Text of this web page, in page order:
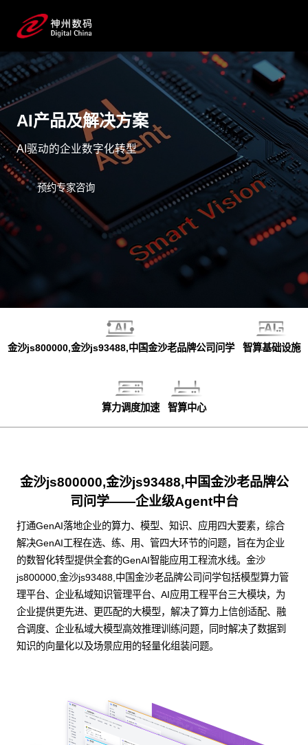
AI产品及解决方案
AI驱动的企业数字化转型
预约专家咨询
金沙js800000,金沙js93488,中国金沙老品牌公司问学 智算基础设施
算力调度加速 智算中心
金沙js800000,金沙js93488,中国金沙老品牌公
司问学——企业级Agent中台
打通GenAI落地企业的算力、模型、知识、应用四大要素，综合
解决GenAI工程在选、练、用、管四大环节的问题，旨在为企业
的数智化转型提供全套的GenAI智能应用工程流水线。金沙
js800000,金沙js93488,中国金沙老品牌公司问学包括模型算力管
理平台、企业私域知识管理平台、AI应用工程平台三大模块，为
企业提供更先进、更匹配的大模型，解决了算力上信创适配、融
合调度、企业私域大模型高效推理训练问题，同时解决了数据到
知识的向量化以及场景应用的轻量化组装问题。